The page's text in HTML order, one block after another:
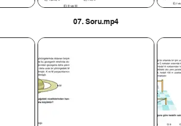
07. Soru.mp4